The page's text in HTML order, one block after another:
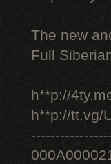
The new
Full
h**p://
h**p://tt.vg/